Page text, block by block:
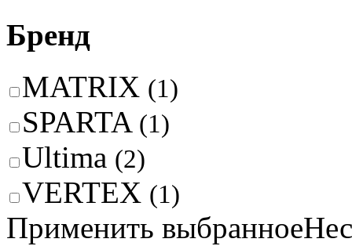
Бренд
MATRIX (1)
SPARTA (1)
Ultima (2)
VERTEX (1)
Применить выбранное